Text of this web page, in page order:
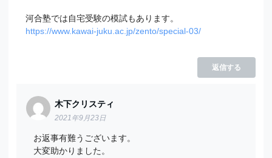
河合塾では自宅受験の模試もあります。
https://www.kawai-juku.ac.jp/zento/special-03/
返信する
木下クリスティ
2021年9月23日
お返事有難うございます。
大変助かりました。